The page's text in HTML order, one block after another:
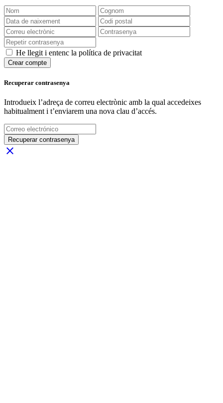
He llegit i entenc la política de privacitat
Crear compte
Recuperar contrasenya
Introdueix l’adreça de correu electrònic amb la qual accedeixes
habitualment i t’enviarem una nova clau d’accés.
Recuperar contrasenya
close